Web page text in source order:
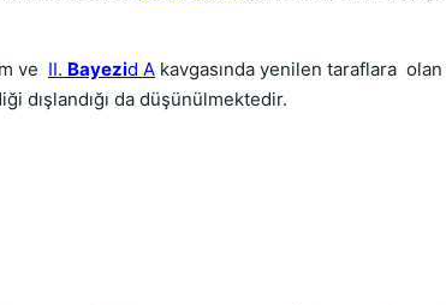
ve II. Bayezid A kavgasında yenilen taraflara olan
dışlandığı da düşünülmektedir.